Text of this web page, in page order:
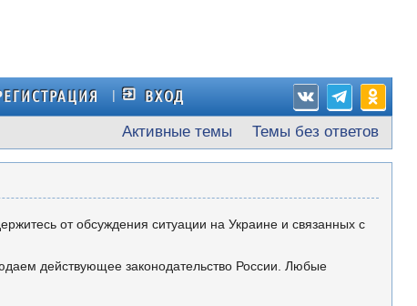
ВХОД
Активные темы Темы без ответов
от обсуждения ситуации на Украине и связанных с
действующее законодательство России. Любые